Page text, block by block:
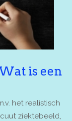
het realistisch
ziektebeeld,